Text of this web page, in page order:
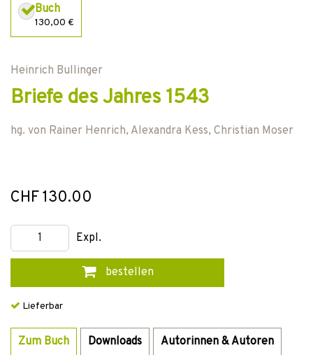
Buch
130,00 €
Heinrich Bullinger
Briefe des Jahres 1543
hg. von Rainer Henrich, Alexandra Kess, Christian Moser
CHF 130.00
Expl.
bestellen
Lieferbar
Zum Buch Downloads Autorinnen & Autoren